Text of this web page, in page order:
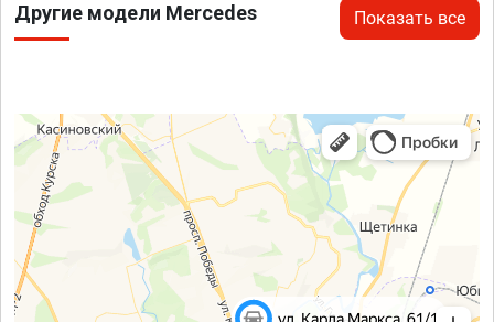
Другие модели Mercedes Показать все